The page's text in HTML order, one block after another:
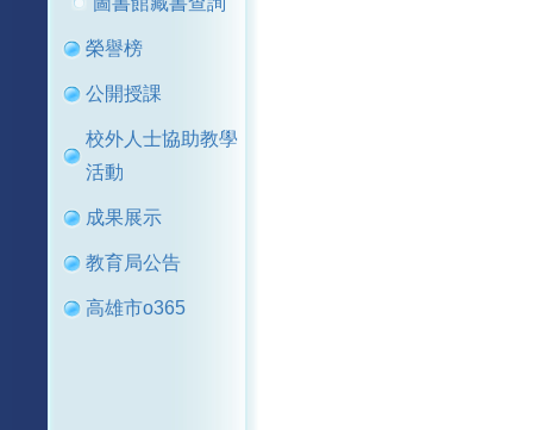
榮譽榜
公開授課
校外人士協助教學
活動
成果展示
教育局公告
高雄市o365